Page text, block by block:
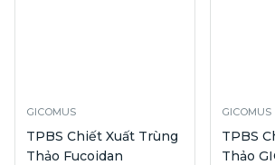
GICOMUS
TPBS Chiết Xuất Trùng
Thảo Fucoidan
GICOMUS
TPBS
Thảo